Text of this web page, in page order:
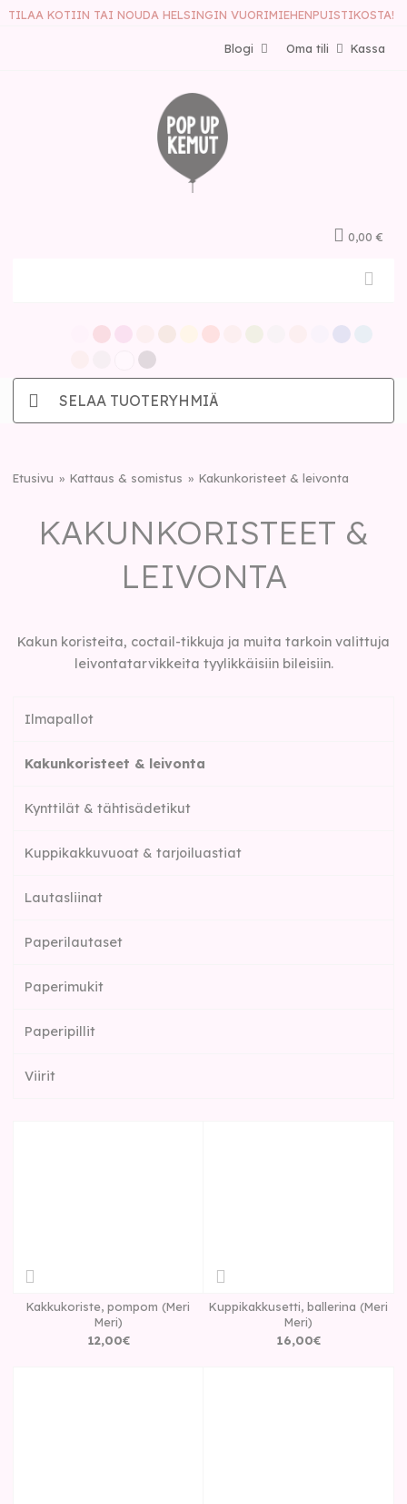
TILAA KOTIIN TAI NOUDA HELSINGIN VUORIMIEHENPUISTIKOSTA!
Kassa
Oma tili
Blogi
0,00 €
SELAA TUOTERYHMIÄ
Etusivu Kattaus & somistus Kakunkoristeet & leivonta
KAKUNKORISTEET &
LEIVONTA
Kakun koristeita, coctail-tikkuja ja muita tarkoin valittuja
leivontatarvikkeita tyylikkäisiin bileisiin.
Ilmapallot
Kakunkoristeet & leivonta
Kynttilät & tähtisädetikut
Kuppikakkuvuoat & tarjoiluastiat
Lautasliinat
Paperilautaset
Paperimukit
Paperipillit
Viirit
Kakkukoriste, pompom (Meri
Meri)
12,00€
Kuppikakkusetti, ballerina (Meri
Meri)
16,00€